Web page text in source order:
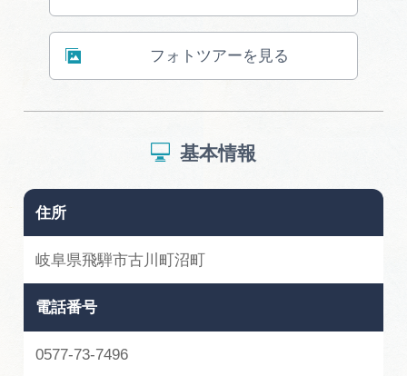
フォトライブラリー
お問い合わせ
運営組織
広告掲載
サイトポリシー
フォトツアーを見る
基本情報
住所
岐阜県飛騨市古川町沼町
電話番号
0577-73-7496